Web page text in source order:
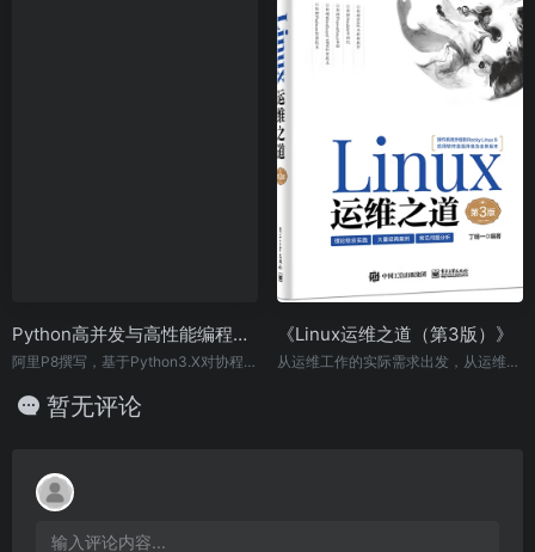
Python高并发与高性能编程：原理与实践
阿里P8撰写，基于Python3.X对协程、线程、锁、性能优化等从原理和实践两个层面进行讲解，内含大量案例
《Linux运维之道（第3版）》
从运维工作的实际需求出发，从运维工作中的应用服务入手，全面讲解Linux操作系统及各种软件服务的运维方案。
暂无评论